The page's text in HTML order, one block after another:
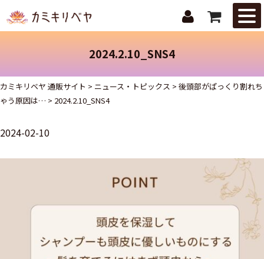
はじめての
トピックス
お問合せ
2024.2.10_SNS4
カミキリベヤ 通販サイト > ニュース・トピックス > 後頭部がぱっくり割れち
ゃう原因は… > 2024.2.10_SNS4
2024-02-10